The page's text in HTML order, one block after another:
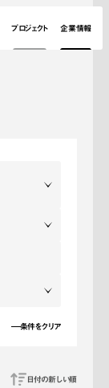
プロジェクト 企業情報
条件をクリア
日付の新しい順